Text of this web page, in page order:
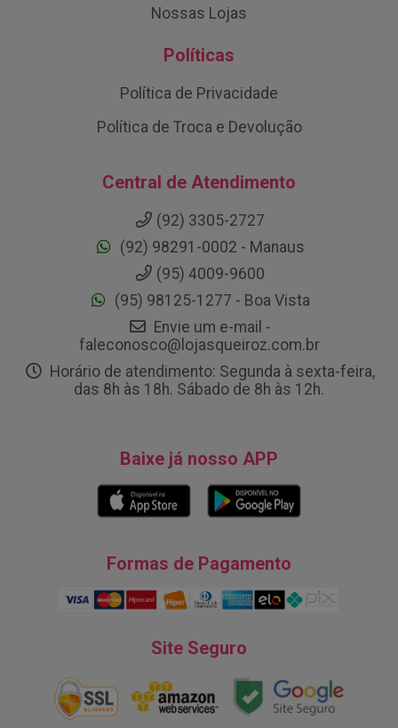
Nossas Lojas
Políticas
Política de Privacidade
Política de Troca e Devolução
Central de Atendimento
(92) 3305-2727
(92) 98291-0002 - Manaus
(95) 4009-9600
(95) 98125-1277 - Boa Vista
Envie um e-mail -
faleconosco@lojasqueiroz.com.br
Horário de atendimento: Segunda à sexta-feira,
das 8h às 18h. Sábado de 8h às 12h.
Baixe já nosso APP
Formas de Pagamento
Site Seguro